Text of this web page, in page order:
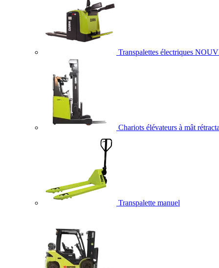
Transpalettes électriques
Chariots élévateurs à mât
Transpalette manuel